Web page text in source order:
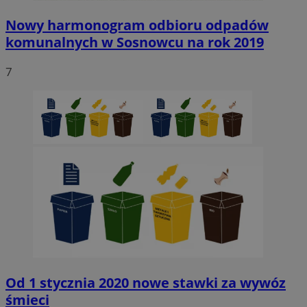
Nowy harmonogram odbioru odpadów
komunalnych w Sosnowcu na rok 2019
7
Od 1 stycznia 2020 nowe stawki za wywóz
śmieci
QeSessID sosnowiecki.pl
euds .rfihub.com
.youtube.com
tygodnie
Google Privacy Policy